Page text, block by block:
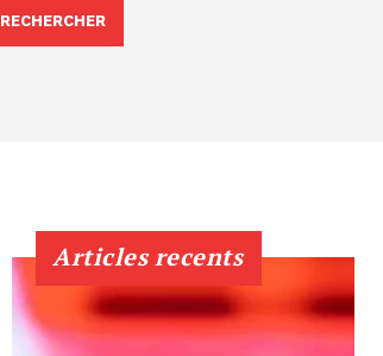
RECHERCHER
Articles recents